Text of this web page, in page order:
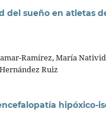
del sueño en atletas
Ramírez, María
Ruiz
hipóxico-